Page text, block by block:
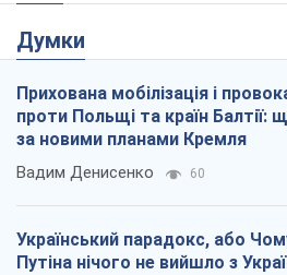
Думки
Прихована мобілізація і
проти Польщі та країн Балтії:
за новими планами Кремля
Вадим Денисенко 60
Український парадокс, або
Путіна нічого не вийшло з